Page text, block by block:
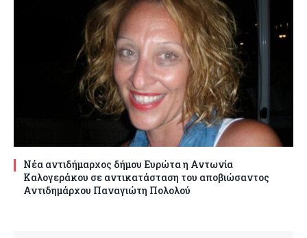
Νέα αντιδήμαρχος δήμου Ευρώτα η Αντωνία
Καλογεράκου σε αντικατάσταση του αποβιώσαντος
Αντιδημάρχου Παναγιώτη Πολολού